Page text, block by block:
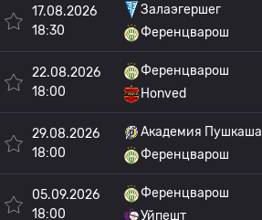
17.08.2026
18:30
Залаэгершег
Ференцварош
22.08.2026
18:00
Ференцварош
Honved
29.08.2026
18:00
Академия Пушкаша
Ференцварош
05.09.2026
18:00
Ференцварош
Уйпешт